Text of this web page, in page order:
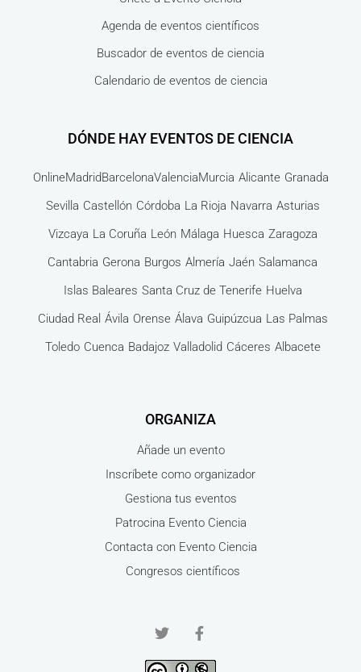
Agenda de eventos científicos
Buscador de eventos de ciencia
Calendario de eventos de ciencia
DÓNDE HAY EVENTOS DE CIENCIA
OnlineMadridBarcelonaValenciaMurcia Alicante Granada
Sevilla Castellón Córdoba La Rioja Navarra Asturias
Vizcaya La Coruña León Málaga Huesca Zaragoza
Cantabria Gerona Burgos Almería Jaén Salamanca
Islas Baleares Santa Cruz de Tenerife Huelva
Ciudad Real Ávila Orense Álava Guipúzcua Las Palmas
Toledo Cuenca Badajoz Valladolid Cáceres Albacete
ORGANIZA
Añade un evento
Inscríbete como organizador
Gestiona tus eventos
Patrocina Evento Ciencia
Contacta con Evento Ciencia
Congresos científicos